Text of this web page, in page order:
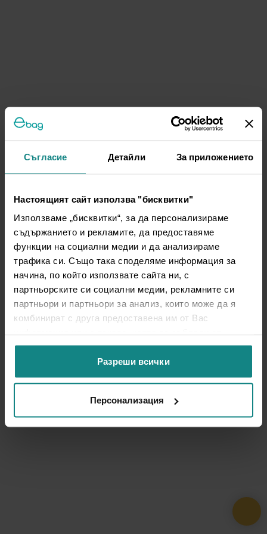
Съгласие Детайли За приложението
Настоящият сайт използва "бисквитки"
Използваме „бисквитки“, за да персонализираме
съдържанието и рекламите, да предоставяме
функции на социални медии и да анализираме
трафика си. Също така споделяме информация за
начина, по който използвате сайта ни, с
партньорските си социални медии, рекламните си
партньори и партньори за анализ, които може да я
комбинират с друга предоставена им от Вас
ползването от Ваша страна на услугите им.
Разреши всички
Персонализация